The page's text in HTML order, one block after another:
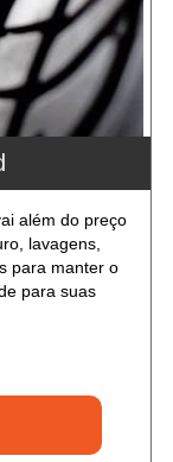
além do preço
lavagens,
para manter o
para suas